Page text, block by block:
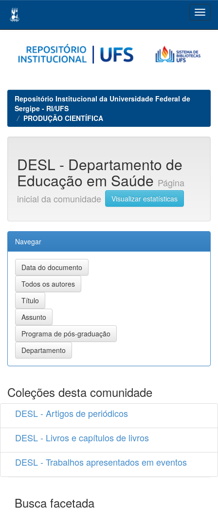
navigation
Repositório Institucional da Universidade Federal de
Sergipe - RI/UFS
PRODUÇÃO CIENTÍFICA
DESL - Departamento de
Educação em Saúde Página
inicial da comunidade
Visualizar estatísticas
Navegar
Coleções desta comunidade
DESL - Artigos de periódicos
DESL - Livros e capítulos de livros
DESL - Trabalhos apresentados em eventos
Busca facetada